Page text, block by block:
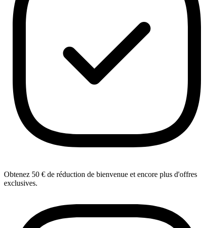
Obtenez 50 € de réduction de bienvenue et encore plus d'offres
exclusives.